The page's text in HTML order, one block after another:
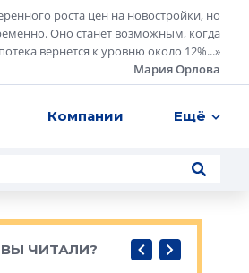
роста цен на новостройки, но
Оно станет возможным, когда
вернется к уровню около 12%...»
Мария Орлова
Компании Ещё
ЧИТАЛИ?